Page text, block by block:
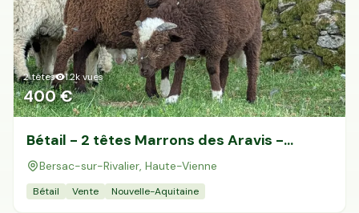
2têtes 1.2kvues
400 €
Bétail - 2 têtes Marrons des Aravis -
Bersac-sur-Rivalier
Bersac-sur-Rivalier, Haute-Vienne
Bétail Vente Nouvelle-Aquitaine
96 departements